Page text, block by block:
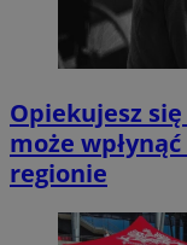
Opiekujesz
może
regionie